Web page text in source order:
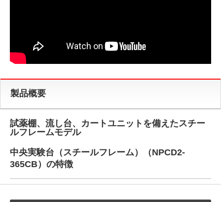
製品概要
試薬棚、流し台、カートユニットを備えたスチー
ルフレームモデル
中央実験台（スチールフレーム）（NPCD2-
365CB）の特徴